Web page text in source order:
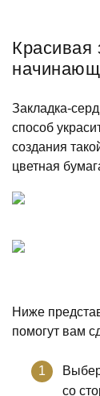
Красивая
Закладка-
способ
создания
цветная
Ниже
помогут вам
со